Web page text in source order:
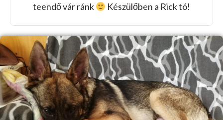
teendő vár ránk
Készülőben a Rick tó!